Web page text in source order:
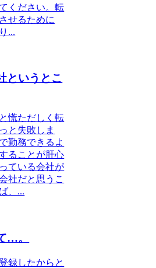
ください。転
せるために
...
というとこ
慌ただしく転
と失敗しま
勤務できるよ
ることが肝心
ている会社が
社だと思うこ
、...
…。
録したからと